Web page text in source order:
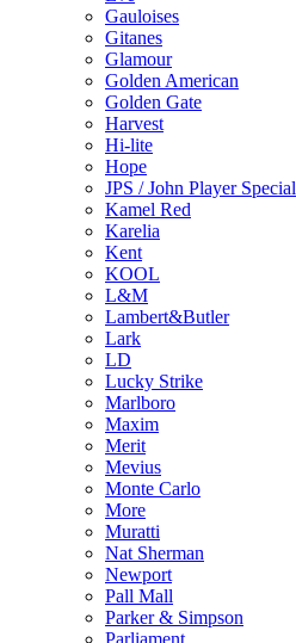
Gauloises
Gitanes
Glamour
Golden American
Golden Gate
Harvest
Hi-lite
Hope
JPS / John Player Special
Kamel Red
Karelia
Kent
KOOL
L&M
Lambert&Butler
Lark
LD
Lucky Strike
Marlboro
Maxim
Merit
Mevius
Monte Carlo
More
Muratti
Nat Sherman
Newport
Pall Mall
Parker & Simpson
Parliament